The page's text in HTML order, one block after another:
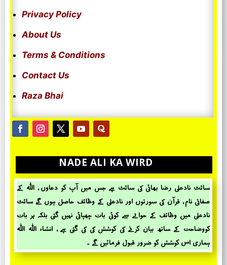
Privacy Policy
About Us
Terms & Conditions
Contact Us
Raza Bhai
NADE ALI KA WIRD
سائٹ نادعلی رضا بھائی کی سائٹ ہے جس میں آپ کو دعاوں ، اللہ کے
صفاتی نام ، قرآن کی سورتوں اور نادعلی کے وظائف حاصل ہوں گے، سائٹ
نادعلی میں وظائف کے حؤالے سے کوئی بات چھپائی نہیں گئی بلکہ ہر بات
کووضاحت کے ساتھ بیان کرنے کی کوشش کی کی گئی ہے ، انشاء اللہ اللہ
ہماری اس کوشش کو ضرور قبول فرمائیں گے ۔